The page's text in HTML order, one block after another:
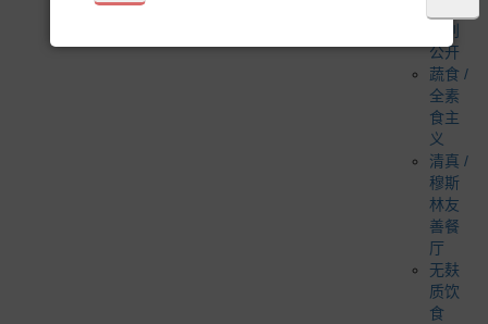
特别
公开
蔬食 /
全素
食主
义
清真 /
穆斯
林友
善餐
厅
无麸
质饮
食